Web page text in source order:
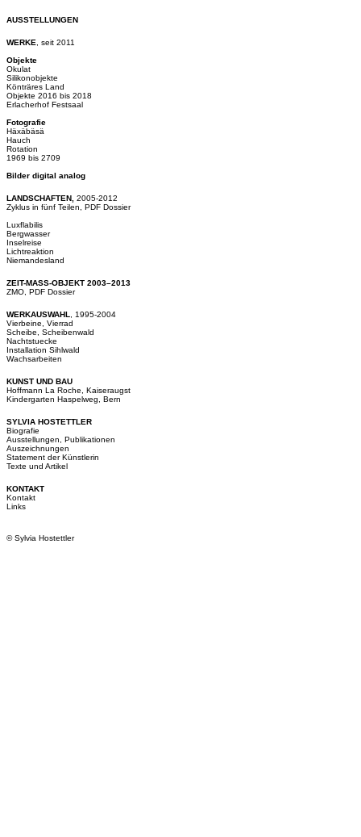
AUSSTELLUNGEN
WERKE , seit 2011
Objekte
Okulat
Silikonobjekte
Könträres Land
Objekte 2016 bis 2018
Erlacherhof Festsaal
Fotografie
Häxäbäsä
Hauch
Rotation
1969 bis 2709
Bilder digital analog
LANDSCHAFTEN, 2005-2012
Zyklus in fünf Teilen,
PDF Dossier
Luxflabilis
Bergwasser
Inselreise
Lichtreaktion
Niemandesland
ZEIT-MASS-OBJEKT 2003–2013
ZMO, PDF Dossier
WERKAUSWAHL , 1995-2004
Vierbeine, Vierrad
Scheibe, Scheibenwald
Nachtstuecke
Installation Sihlwald
Wachsarbeiten
KUNST UND BAU
Hoffmann La Roche, Kaiseraugst
Kindergarten Haspelweg, Bern
SYLVIA HOSTETTLER
Biografie
Ausstellungen, Publikationen
Auszeichnungen
Statement der Künstlerin
Texte und Artikel
KONTAKT
Kontakt
Links
© Sylvia Hostettler